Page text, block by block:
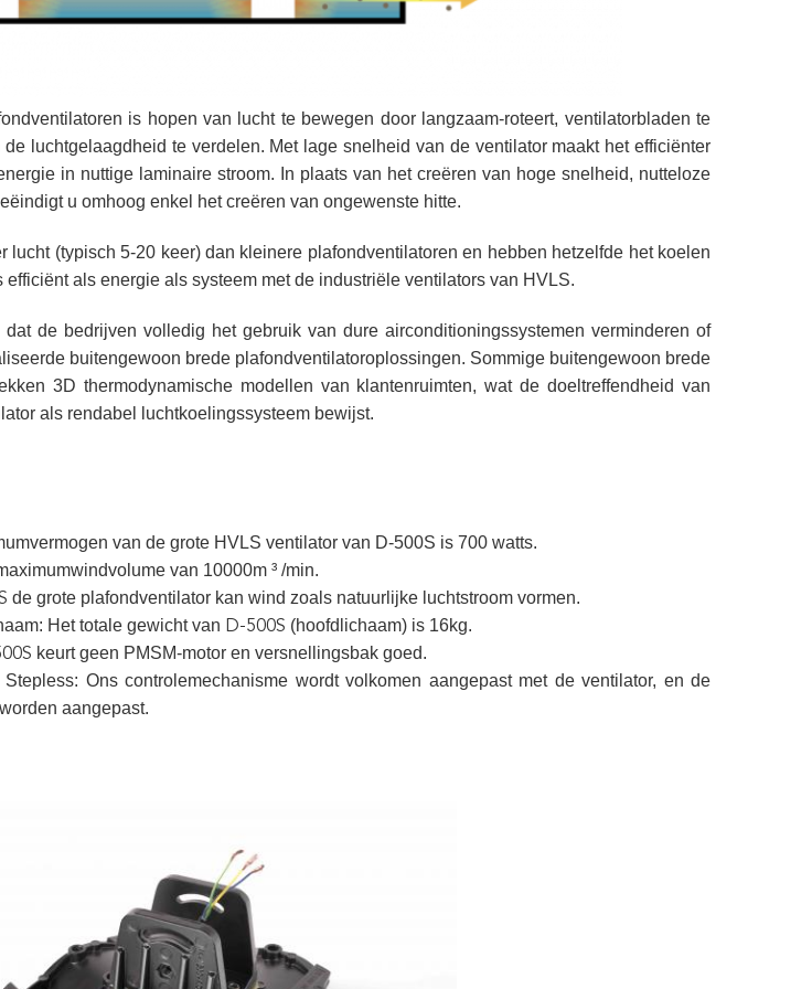
is hopen van lucht te bewegen door langzaam-roteert, ventilatorbladen te
luchtgelaagdheid te verdelen. Met lage snelheid van de ventilator maakt het efficiënter
in nuttige laminaire stroom. In plaats van het creëren van hoge snelheid, nutteloze
u omhoog enkel het creëren van ongewenste hitte.
lucht (typisch 5-20 keer) dan kleinere plafondventilatoren en hebben hetzelfde het koelen
als energie als systeem met de industriële ventilators van HVLS.
dat de bedrijven volledig het gebruik van dure airconditioningssystemen verminderen of
buitengewoon brede plafondventilatoroplossingen. Sommige buitengewoon brede
3D thermodynamische modellen van klantenruimten, wat de doeltreffendheid van
als rendabel luchtkoelingssysteem bewijst.
van de grote HVLS ventilator van D-500S is 700 watts.
van 10000m ³ /min.
de grote plafondventilator kan wind zoals natuurlijke luchtstroom vormen.
Het totale gewicht van D-500S (hoofdlichaam) is 16kg.
keurt geen PMSM-motor en versnellingsbak goed.
Ons controlemechanisme wordt volkomen aangepast met de ventilator, en de
aangepast.